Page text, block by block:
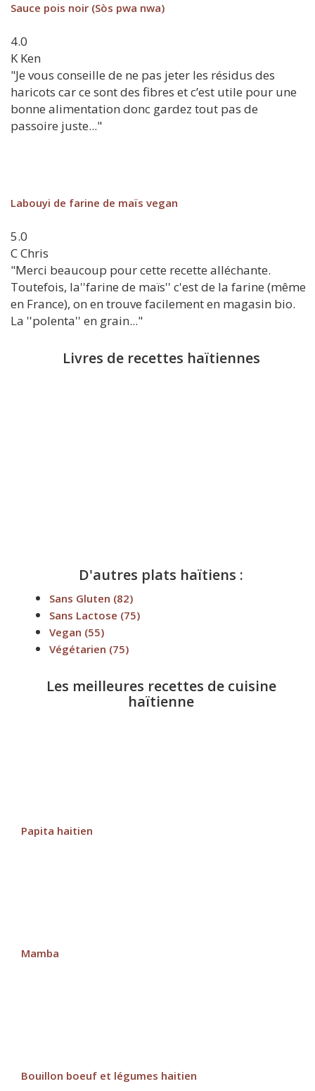
Sauce pois noir (Sòs pwa nwa)
4.0
K Ken
"Je vous conseille de ne pas jeter les résidus des
haricots car ce sont des fibres et c’est utile pour une
bonne alimentation donc gardez tout pas de
passoire juste..."
Labouyi de farine de maïs vegan
5.0
CChris
"Merci beaucoup pour cette recette alléchante.
Toutefois, la''farine de maïs'' c'est de la farine (même
en France), on en trouve facilement en magasin bio.
La ''polenta'' en grain..."
Livres de recettes haïtiennes
D'autres plats haïtiens :
Sans Gluten (82)
Sans Lactose (75)
Vegan (55)
Végétarien (75)
Les meilleures recettes de cuisine
haïtienne
Papita haitien
Mamba
Bouillon boeuf et légumes haitien